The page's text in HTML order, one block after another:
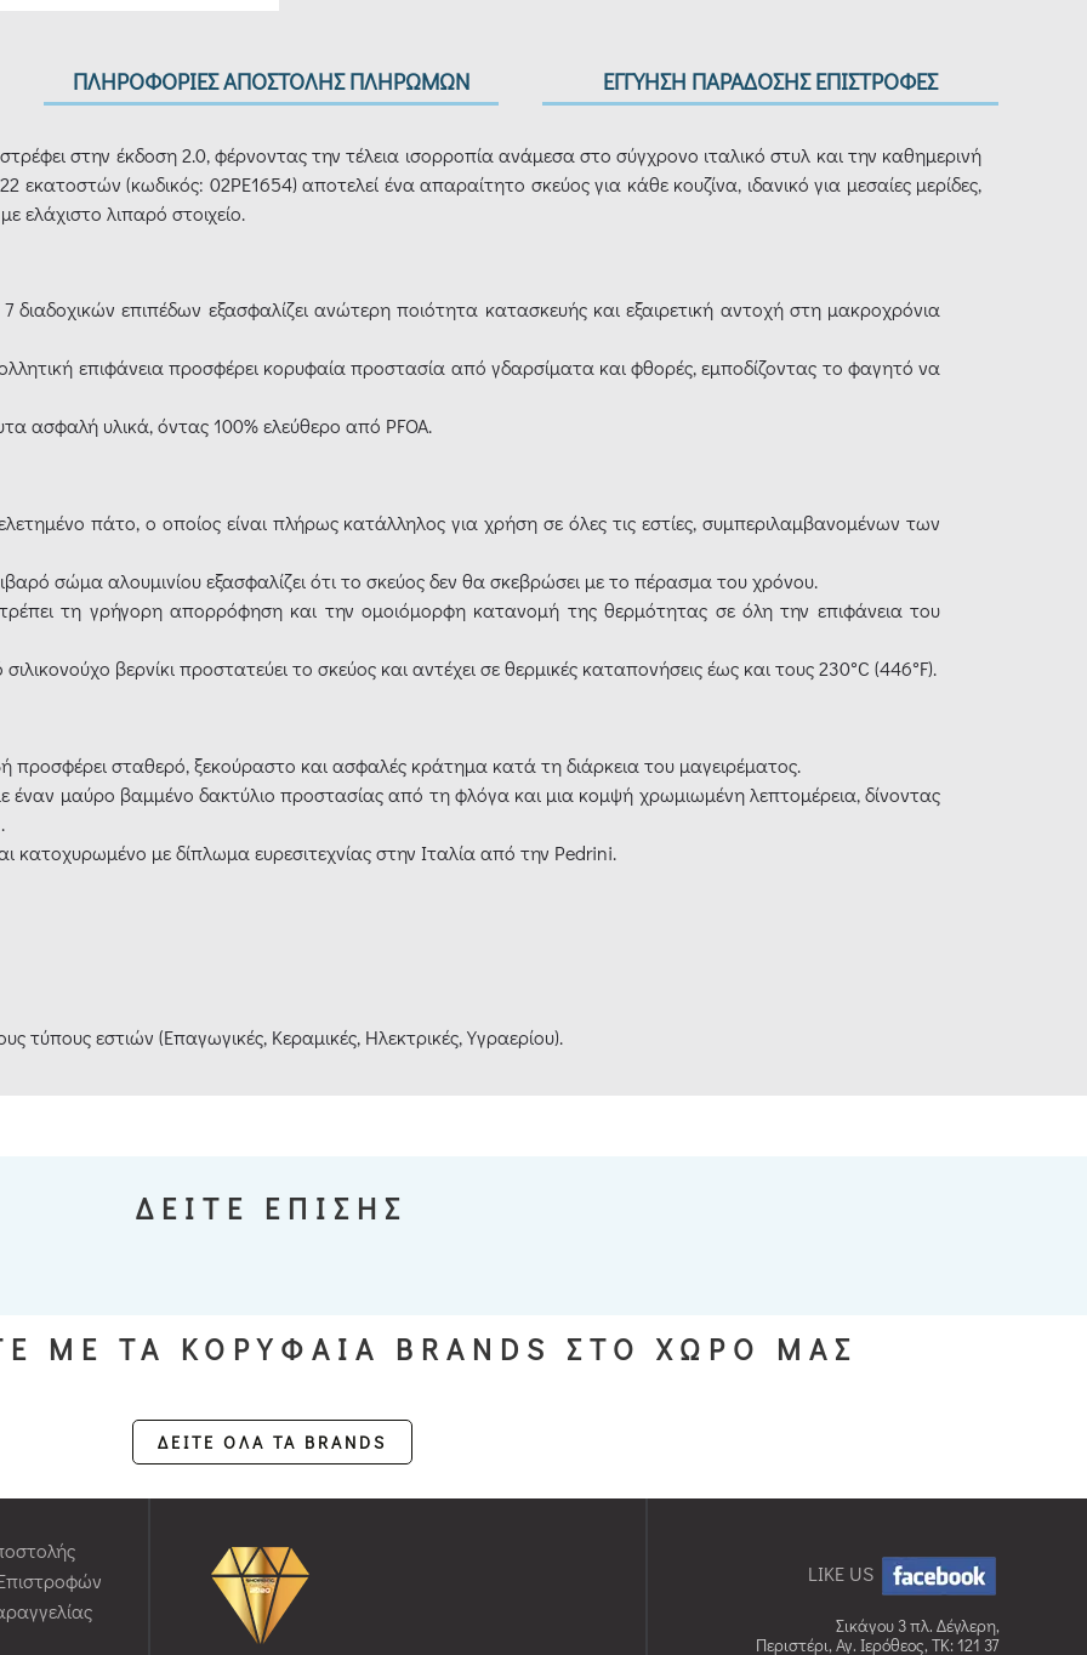
ΠΛΗΡΟΦΟΡΙΕΣ ΑΠΟΣΤΟΛΗΣ ΠΛΗΡΩΜΩΝ ΕΓΓΥΗΣΗ ΠΑΡΑΔΟΣΗΣ ΕΠΙΣΤΡΟΦΕΣ
στην έκδοση 2.0, φέρνοντας την τέλεια ισορροπία ανάμεσα στο σύγχρονο ιταλικό στυλ και την καθημερινή
εκατοστών (κωδικός: 02PE1654) αποτελεί ένα απαραίτητο σκεύος για κάθε κουζίνα, ιδανικό για μεσαίες μερίδες,
ελάχιστο λιπαρό στοιχείο.
επιπέδων εξασφαλίζει ανώτερη ποιότητα κατασκευής και εξαιρετική αντοχή στη μακροχρόνια
επιφάνεια προσφέρει κορυφαία προστασία από γδαρσίματα και φθορές, εμποδίζοντας το φαγητό να
ασφαλή υλικά, όντας 100% ελεύθερο από PFOA.
πάτο, ο οποίος είναι πλήρως κατάλληλος για χρήση σε όλες τις εστίες, συμπεριλαμβανομένων των
σώμα αλουμινίου εξασφαλίζει ότι το σκεύος δεν θα σκεβρώσει με το πέρασμα του χρόνου.
τη γρήγορη απορρόφηση και την ομοιόμορφη κατανομή της θερμότητας σε όλη την επιφάνεια του
βερνίκι προστατεύει το σκεύος και αντέχει σε θερμικές καταπονήσεις έως και τους 230°C (446°F).
σταθερό, ξεκούραστο και ασφαλές κράτημα κατά τη διάρκεια του μαγειρέματος.
έναν μαύρο βαμμένο δακτύλιο προστασίας από τη φλόγα και μια κομψή χρωμιωμένη λεπτομέρεια, δίνοντας
κατοχυρωμένο με δίπλωμα ευρεσιτεχνίας στην Ιταλία από την Pedrini.
τύπους εστιών (Επαγωγικές, Κεραμικές, Ηλεκτρικές, Υγραερίου).
ΔΕΙΤΕ ΕΠΙΣΗΣ
ΜΕ ΤΑ ΚΟΡΥΦΑΙΑ BRANDS ΣΤΟ ΧΩΡΟ ΜΑΣ
ΔΕΙΤΕ ΟΛΑ ΤΑ BRANDS
LIKE US
Σικάγου 3 πλ. Δέγλερη,
Περιστέρι, Αγ. Ιερόθεος, TK: 121 37